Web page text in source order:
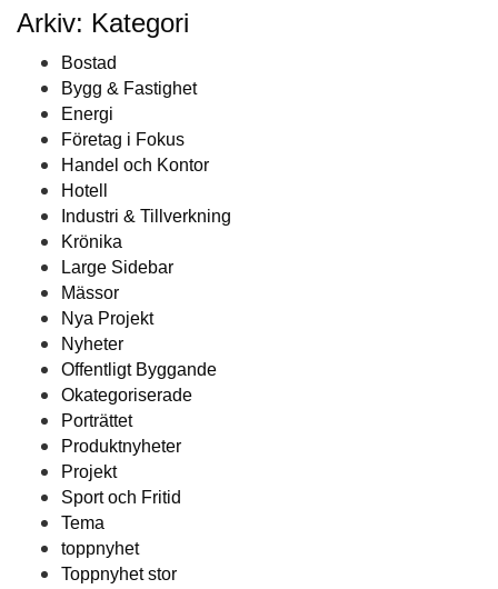
Arkiv: Kategori
Bostad
Bygg & Fastighet
Energi
Företag i Fokus
Handel och Kontor
Hotell
Industri & Tillverkning
Krönika
Large Sidebar
Mässor
Nya Projekt
Nyheter
Offentligt Byggande
Okategoriserade
Porträttet
Produktnyheter
Projekt
Sport och Fritid
Tema
toppnyhet
Toppnyhet stor